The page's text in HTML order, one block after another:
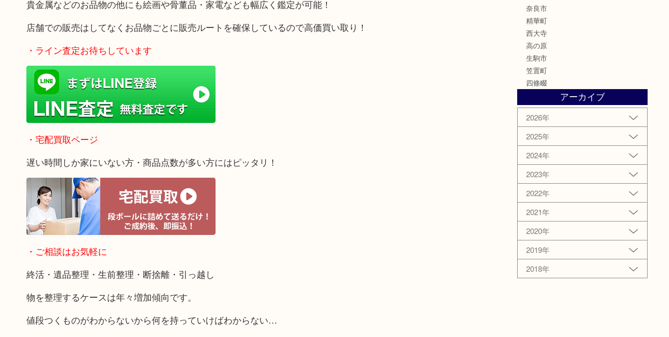
貴金属などのお品物の他にも絵画や骨董品・家電なども幅広く鑑定が可能！
店舗での販売はしてなくお品物ごとに販売ルートを確保しているので高価買い取り！
・ライン査定お待ちしています
・宅配買取ページ
遅い時間しか家にいない方・商品点数が多い方にはピッタリ！
・ご相談はお気軽に
終活・遺品整理・生前整理・断捨離・引っ越し
物を整理するケースは年々増加傾向です。
値段つくものがわからないから何を持っていけばわからない…
奈良市
精華町
西大寺
高の原
生駒市
笠置町
四條畷
アーカイブ
2026年
2025年
2024年
2023年
2022年
2021年
2020年
2019年
2018年